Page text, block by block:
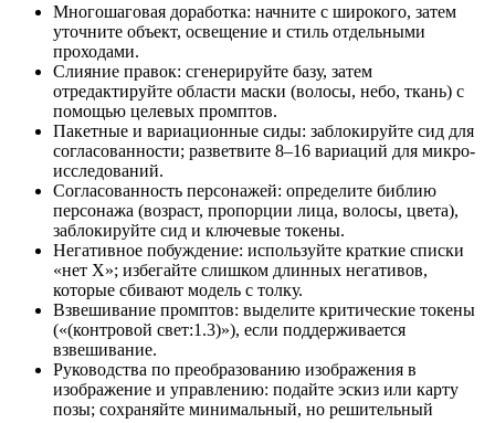
Многошаговая доработка: начните с широкого, затем
уточните объект, освещение и стиль отдельными
проходами.
Слияние правок: сгенерируйте базу, затем
отредактируйте области маски (волосы, небо, ткань) с
помощью целевых промптов.
Пакетные и вариационные сиды: заблокируйте сид для
согласованности; разветвите 8–16 вариаций для микро-
исследований.
Согласованность персонажей: определите библию
персонажа (возраст, пропорции лица, волосы, цвета),
заблокируйте сид и ключевые токены.
Негативное побуждение: используйте краткие списки
«нет X»; избегайте слишком длинных негативов,
которые сбивают модель с толку.
Взвешивание промптов: выделите критические токены
(«(контровой свет:1.3)»), если поддерживается
взвешивание.
Руководства по преобразованию изображения в
изображение и управлению: подайте эскиз или карту
позы; сохраняйте минимальный, но решительный